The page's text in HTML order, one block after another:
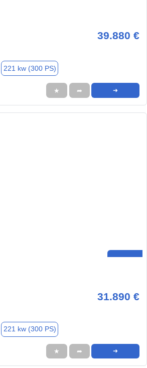
39.880 €
221 kw (300 PS)
★ ➦ ➜
31.890 €
221 kw (300 PS)
★ ➦ ➜